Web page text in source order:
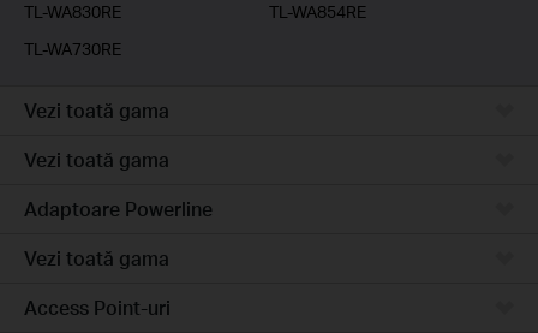
TL-WA830RE
TL-WA854RE
TL-WA730RE
Vezi toată gama
Vezi toată gama
Adaptoare Powerline
Vezi toată gama
Access Point-uri